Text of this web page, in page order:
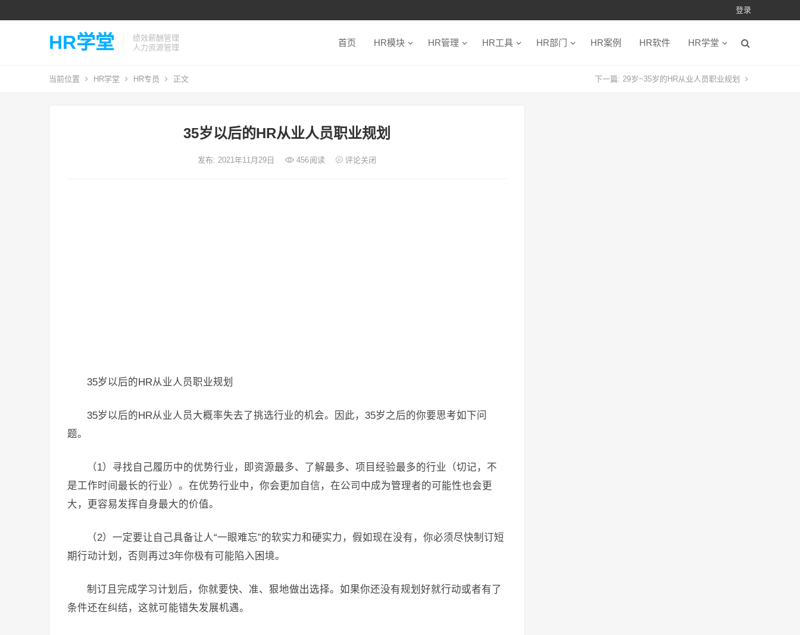
登录
HR学堂
绩效薪酬管理
人力资源管理
首页 HR模块 HR管理 HR工具 HR部门 HR案例 HR软件 HR学堂
当前位置 HR学堂 HR专员 正文 下一篇: 29岁~35岁的HR从业人员职业规划
35岁以后的HR从业人员职业规划
发布: 2021年11月29日 456阅读 评论关闭
35岁以后的HR从业人员职业规划
35岁以后的HR从业人员大概率失去了挑选行业的机会。因此，35岁之后的你要思考如下问
题。
（1）寻找自己履历中的优势行业，即资源最多、了解最多、项目经验最多的行业（切记，不
是工作时间最长的行业）。在优势行业中，你会更加自信，在公司中成为管理者的可能性也会更
大，更容易发挥自身最大的价值。
（2）一定要让自己具备让人“一眼难忘”的软实力和硬实力，假如现在没有，你必须尽快制订短
期行动计划，否则再过3年你极有可能陷入困境。
制订且完成学习计划后，你就要快、准、狠地做出选择。如果你还没有规划好就行动或者有了
条件还在纠结，这就可能错失发展机遇。